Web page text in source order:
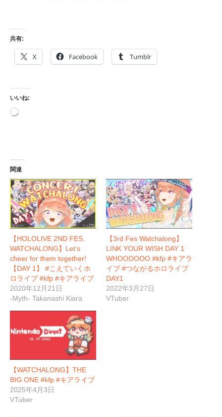
共有:
X Facebook Tumblr
いいね:
読
関連
【HOLOLIVE 2ND FES.
WATCHALONG】Let's
cheer for them together!
【DAY 1】 #こえていくホ
ロライブ #kfp #キアライブ
2020年12月21日
-Myth- Takanashi Kiara
【3rd Fes Watchalong】
LINK YOUR WISH DAY 1
WHOOOOOO #kfp #キアラ
イブ #つながるホロライブ
DAY1
2022年3月27日
VTuber
【WATCHALONG】THE
BIG ONE #kfp #キアライブ
2025年4月3日
VTuber